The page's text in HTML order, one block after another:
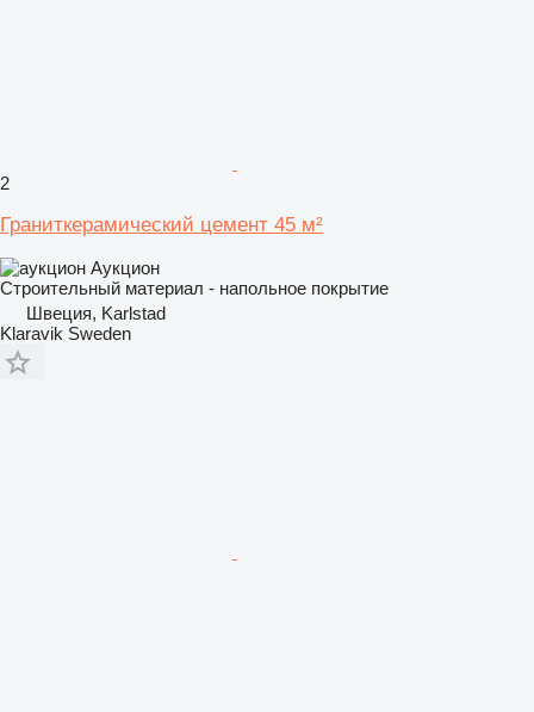
2
Граниткерамический цемент 45 м²
Аукцион
Строительный материал - напольное покрытие
Швеция, Karlstad
Klaravik Sweden